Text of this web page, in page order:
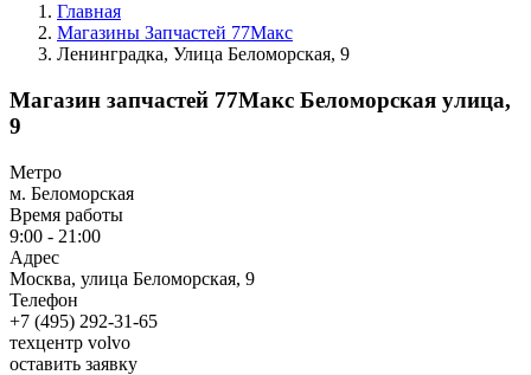
Главная
Магазины Запчастей 77Макс
Ленинградка, Улица Беломорская, 9
Магазин запчастей 77Макс Беломорская улица,
9
Метро
м. Беломорская
Время работы
9:00 - 21:00
Адрес
Москва, улица Беломорская, 9
Телефон
+7 (495) 292-31-65
техцентр volvo
оставить заявку